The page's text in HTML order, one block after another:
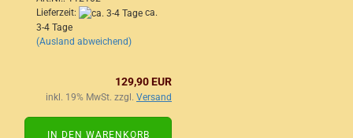
Lieferzeit:
ca.
3-4 Tage
(Ausland abweichend)
129,90 EUR
inkl. 19% MwSt. zzgl. Versand
IN DEN WARENKORB